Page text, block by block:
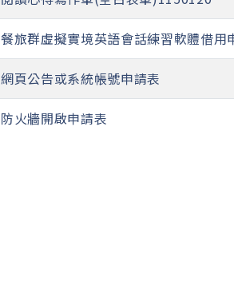
餐旅群虛擬實境英語會話練習軟體借用
網頁公告或系統帳號申請表
防火牆開啟申請表